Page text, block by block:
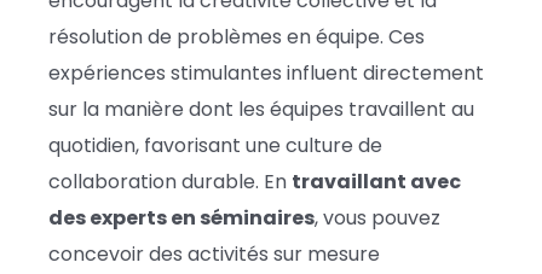
résolution de problèmes en équipe. Ces
expériences stimulantes influent directement
sur la manière dont les équipes travaillent au
quotidien, favorisant une culture de
collaboration durable. En travaillant avec
des experts en séminaires, vous pouvez
concevoir des activités sur mesure